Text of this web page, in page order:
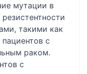
мутации в
такими как
с
раком.
с